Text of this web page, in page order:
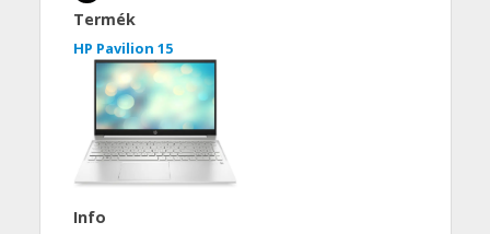
Termék
HP Pavilion 15
Info